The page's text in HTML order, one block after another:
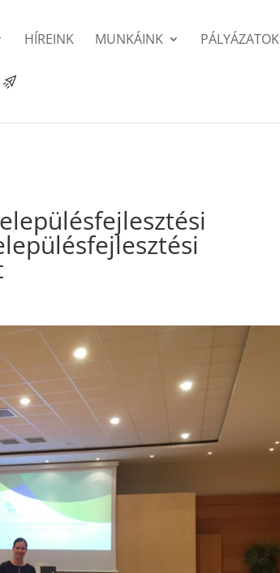
HÍREINK MUNKÁINK PÁLYÁZATOK